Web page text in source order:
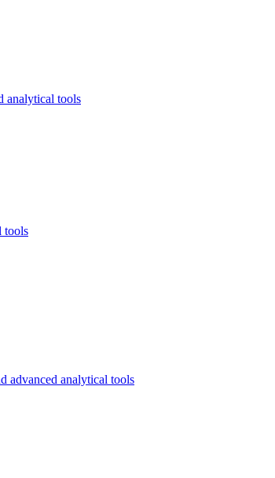
analytical tools
tools
advanced analytical tools